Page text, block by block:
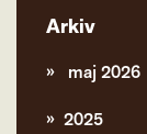
Arkiv
maj 2026
2025